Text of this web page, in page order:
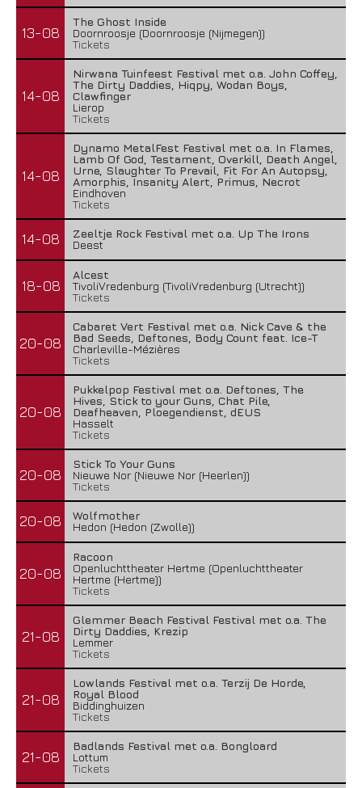
13-08
The Ghost Inside
Doornroosje (Doornroosje (Nijmegen))
Tickets
14-08
Nirwana Tuinfeest Festival met o.a. John Coffey,
The Dirty Daddies, Hiqpy, Wodan Boys,
Clawfinger
Lierop
Tickets
14-08
Dynamo MetalFest Festival met o.a. In Flames,
Lamb Of God, Testament, Overkill, Death Angel,
Urne, Slaughter To Prevail, Fit For An Autopsy,
Amorphis, Insanity Alert, Primus, Necrot
Eindhoven
Tickets
14-08
Zeeltje Rock Festival met o.a. Up The Irons
Deest
18-08
Alcest
TivoliVredenburg (TivoliVredenburg (Utrecht))
Tickets
20-08
Cabaret Vert Festival met o.a. Nick Cave & the
Bad Seeds, Deftones, Body Count feat. Ice-T
Charleville-Mézières
Tickets
20-08
Pukkelpop Festival met o.a. Deftones, The
Hives, Stick to your Guns, Chat Pile,
Deafheaven, Ploegendienst, dEUS
Hasselt
Tickets
20-08
Stick To Your Guns
Nieuwe Nor (Nieuwe Nor (Heerlen))
Tickets
20-08
Wolfmother
Hedon (Hedon (Zwolle))
20-08
Racoon
Openluchttheater Hertme (Openluchttheater
Hertme (Hertme))
Tickets
21-08
Glemmer Beach Festival Festival met o.a. The
Dirty Daddies, Krezip
Lemmer
Tickets
21-08
Lowlands Festival met o.a. Terzij De Horde,
Royal Blood
Biddinghuizen
Tickets
21-08
Badlands Festival met o.a. Bongloard
Lottum
Tickets